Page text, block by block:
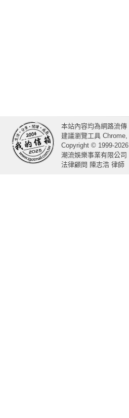
本站內容均為網路流
建議瀏覽工具
Copyright © 1999-
潮流娛樂事業有限公司
法律顧問 陳志浩 律師